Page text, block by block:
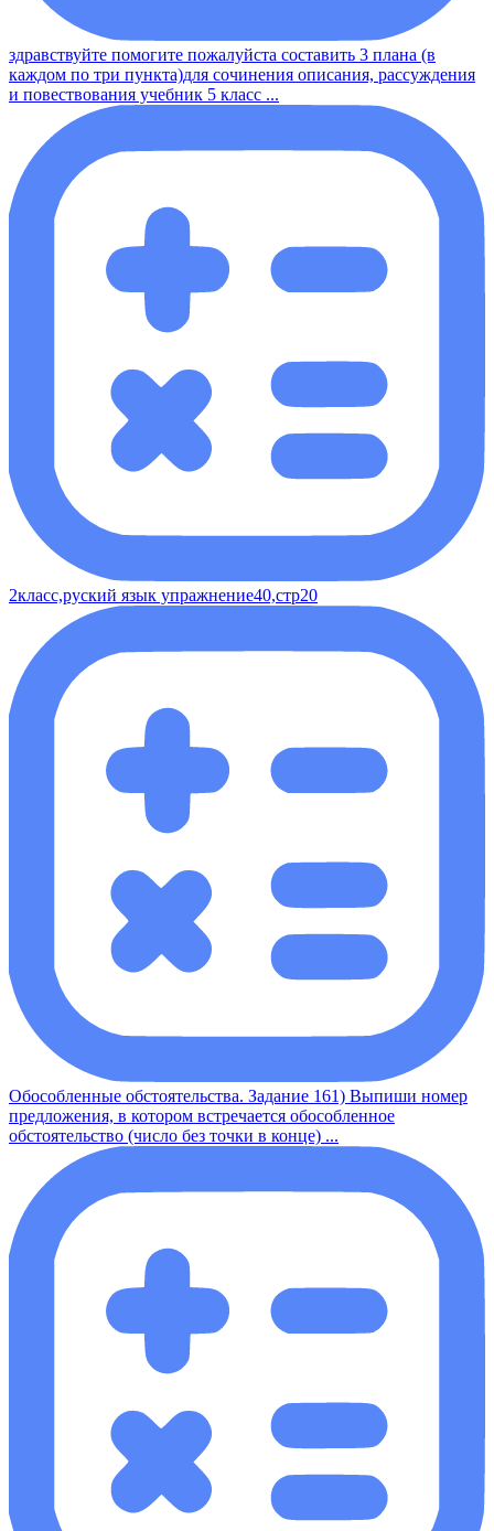
здравствуйте помогите пожалуйста составить 3 плана (в
каждом по три пункта)для сочинения описания, рассуждения
и повествования учебник 5 класс ...
2класс,руский язык упражнение40,стр20
Обособленные обстоятельства. Задание 161) Выпиши номер
предложения, в котором встречается обособленное
обстоятельство (число без точки в конце) ...